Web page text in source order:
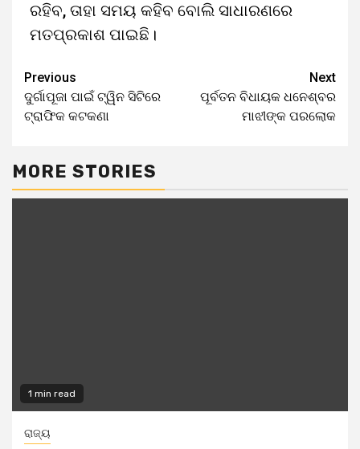
ରହିବ, ତାହା ସମୟ କହିବ ବୋଲି ସାଧାରଣରେ
ମତପ୍ରକାଶ ପାଇଛି।
Previous
ଦୁର୍ଗାପୂଜା ପାଇଁ ଟ୍ୱିନ ସିଟିରେ
ଟ୍ରାଫିକ କଟକଣା
Next
ପୂର୍ବତନ ବିଧାୟକ ଧନେଶ୍ବର
ମାଝୀଙ୍କ ପରଲୋକ
MORE STORIES
1 min read
ରାଜ୍ୟ